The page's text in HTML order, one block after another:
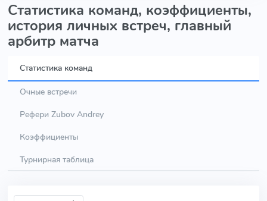
Статистика команд, коэффициенты,
история личных встреч, главный
арбитр матча
Статистика команд
Очные встречи
Рефери Zubov Andrey
Коэффициенты
Турнирная таблица